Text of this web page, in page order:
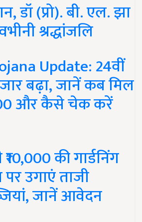
डॉ (प्रो). बी. एल. झा
श्रद्धांजलि
Update: 24वीं
बढ़ा, जानें कब मिल
और कैसे चेक करें
की गार्डनिंग
उगाएं ताजी
जानें आवेदन